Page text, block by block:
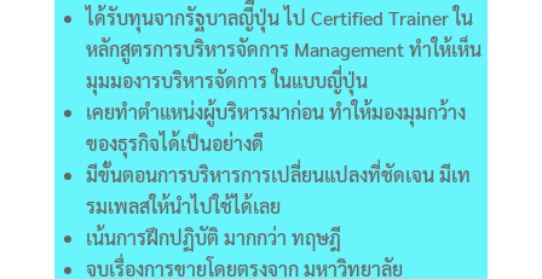
ได้รับทุนจากรัฐบาลญีี่ปุ่น ไป Certified Trainer ใน
หลักสูตรการบริหารจัดการ Management ทำให้เห็น
มุมมองารบริหารจัดการ ในแบบญี่ปุ่น
เคยทำตำแหน่งผู้บริหารมาก่อน ทำให้มองมุมกว้าง
ของธุรกิจได้เป็นอย่างดี
มีขั้นตอนการบริหารการเปลี่ยนแปลงที่ชัดเจน มีเท
รมเพลสให้นำไปใช้ได้เลย
เน้นการฝึกปฏิบัติ มากกว่า ทฤษฎี
จบเรื่องการขายโดยตรงจาก มหาวิทยาลัย